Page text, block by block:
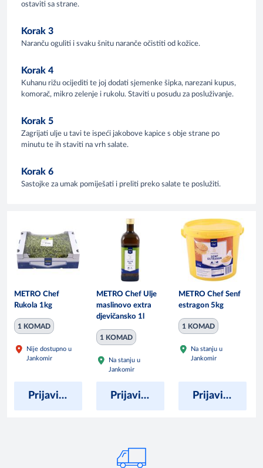
ostaviti sa strane.
Korak 3
Naranču oguliti i svaku šnitu naranče očistiti od kožice.
Korak 4
Kuhanu rižu ocijediti te joj dodati sjemenke šipka, narezani kupus,
komorač, mikro zelenje i rukolu. Staviti u posudu za posluživanje.
Korak 5
Zagrijati ulje u tavi te ispeći jakobove kapice s obje strane po
minutu te ih staviti na vrh salate.
Korak 6
Sastojke za umak pomiješati i preliti preko salate te poslužiti.
METRO Chef
Rukola 1kg
1 KOMAD
Nije dostupno u
Jankomir
Prijavite se kako bi vidjeli cijene
METRO Chef Ulje
maslinovo extra
djevičansko 1l
1 KOMAD
Na stanju u
Jankomir
Prijavite se kako bi vidjeli cijene
METRO Chef Senf
estragon 5kg
1 KOMAD
Na stanju u
Jankomir
Prijavite se kako bi vidjeli cijene